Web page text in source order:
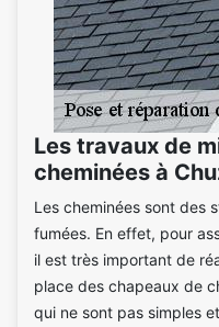
Les travaux de
cheminées à
Les cheminées sont des
fumées. En effet, pour
il est très important de
place des chapeaux de
qui ne sont pas simples